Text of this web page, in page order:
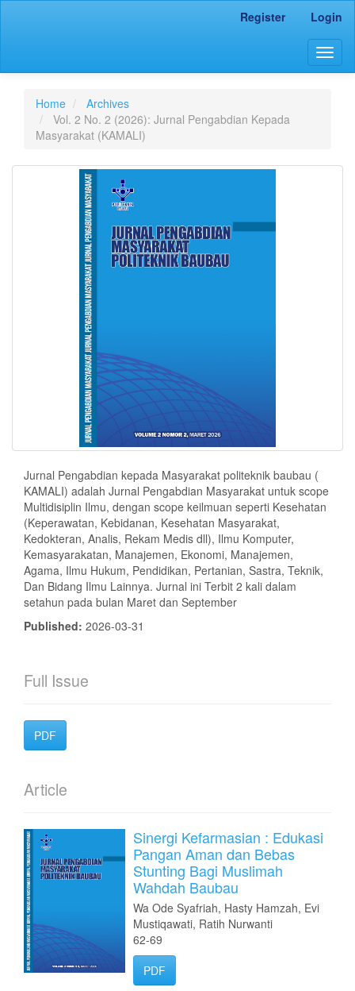
Sidebar
Register Login
Home
Archives
Vol. 2 No. 2 (2026): Jurnal Pengabdian Kepada
Masyarakat (KAMALI)
Jurnal Pengabdian kepada Masyarakat politeknik baubau (
KAMALI) adalah Jurnal Pengabdian Masyarakat untuk scope
Multidisiplin Ilmu, dengan scope keilmuan seperti Kesehatan
(Keperawatan, Kebidanan, Kesehatan Masyarakat,
Kedokteran, Analis, Rekam Medis dll), Ilmu Komputer,
Kemasyarakatan, Manajemen, Ekonomi, Manajemen,
Agama, Ilmu Hukum, Pendidikan, Pertanian, Sastra, Teknik,
Dan Bidang Ilmu Lainnya. Jurnal ini Terbit 2 kali dalam
setahun pada bulan Maret dan September
Published: 2026-03-31
Full Issue
PDF
Article
Sinergi Kefarmasian : Edukasi
Pangan Aman dan Bebas
Stunting Bagi Muslimah
Wahdah Baubau
Wa Ode Syafriah, Hasty Hamzah, Evi
Mustiqawati, Ratih Nurwanti
62-69
PDF